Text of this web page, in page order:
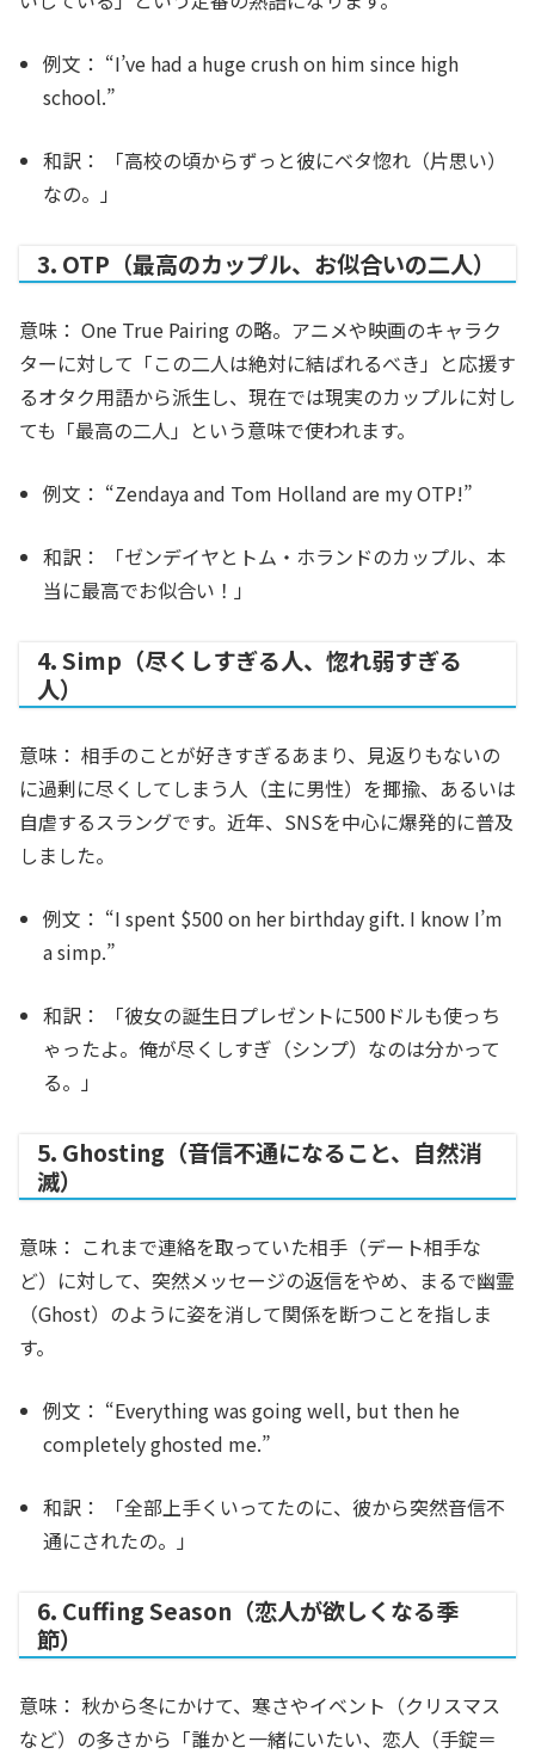
例文： “I’ve had a hugecrushon him since high
school.”
和訳：
「高校の頃からずっと彼にベタ惚れ（片思い）
なの。」
3. OTP（最高のカップル、お似合いの二人）
意味： One True Pairing の略。アニメや映画のキャラク
ターに対して「この二人は絶対に結ばれるべき」と応援す
るオタク用語から派生し、現在では現実のカップルに対し
ても「最高の二人」という意味で使われます。
例文： “Zendaya and Tom Holland are myOTP!”
和訳：
「ゼンデイヤとトム・ホランドのカップル、本
当に最高でお似合い！」
4. Simp（尽くしすぎる人、惚れ弱すぎる
人）
意味： 相手のことが好きすぎるあまり、見返りもないの
に過剰に尽くしてしまう人（主に男性）を揶揄、あるいは
自虐するスラングです。近年、SNSを中心に爆発的に普及
しました。
例文： “I spent $500 on her birthday gift. I know I’m
asimp.”
和訳：
「彼女の誕生日プレゼントに500ドルも使っち
ゃったよ。俺が尽くしすぎ（シンプ）なのは分かって
る。」
5. Ghosting（音信不通になること、自然消
滅）
意味： これまで連絡を取っていた相手（デート相手な
ど）に対して、突然メッセージの返信をやめ、まるで幽霊
（Ghost）のように姿を消して関係を断つことを指しま
す。
例文： “Everything was going well, but then he
completelyghosted me.”
和訳：
「全部上手くいってたのに、彼から突然音信不
通にされたの。」
6. Cuffing Season（恋人が欲しくなる季
節）
意味： 秋から冬にかけて、寒さやイベント（クリスマス
など）の多さから「誰かと一緒にいたい、恋人（手錠＝